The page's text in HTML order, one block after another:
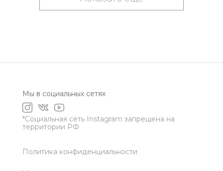
Мы в социальных сетях
*Социальная сеть Instagram запрещена на
территории РФ
Политика конфиденциальности